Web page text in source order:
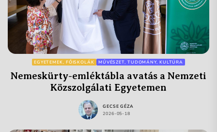
EGYETEMEK, FŐISKOLÁK MŰVÉSZET, TUDOMÁNY, KULTÚRA
Nemeskürty-emléktábla avatás a Nemzeti
Közszolgálati Egyetemen
GECSE GÉZA
2026-05-18